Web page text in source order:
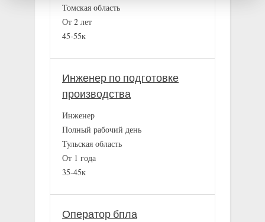
Томская область
От 2 лет
45-55к
Инженер по подготовке
производства
Инженер
Полный рабочий день
Тульская область
От 1 года
35-45к
Оператор бпла